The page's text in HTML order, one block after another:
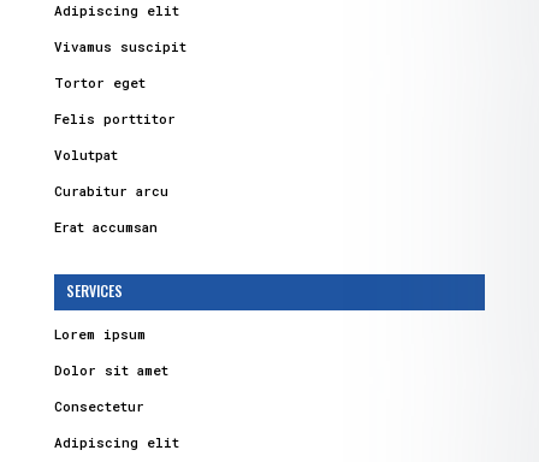
Adipiscing elit
Vivamus suscipit
Tortor eget
Felis porttitor
Volutpat
Curabitur arcu
Erat accumsan
SERVICES
Lorem ipsum
Dolor sit amet
Consectetur
Adipiscing elit